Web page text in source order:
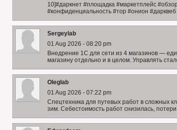
10]#даркнет #площадка #маркетплейс
#конфиденциальность #тор #онион #дарквеб
Sergeylab
01 Aug 2026 - 08:20 pm
Внедрение 1С для сети из 4 магазинов —
магазину отдельно и в целом. Управлять
Oleglab
01 Aug 2026 - 07:22 pm
Спецтехника для путевых работ в сложных
зим. Себестоимость работ снизилась,